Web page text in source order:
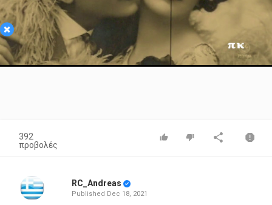
×
Play
Video
392
προβολές
RC_Andreas
Published Dec 18, 2021